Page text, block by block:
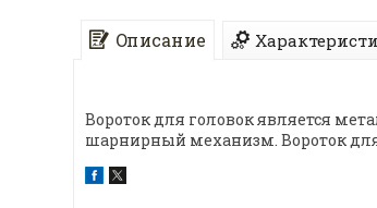
Описание
Вороток для головок является
шарнирный механизм. Вороток